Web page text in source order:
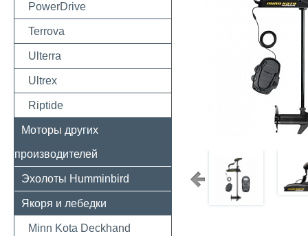
PowerDrive
Terrova
Ulterra
Ultrex
Riptide
Моторы других
производителей
Эхолоты Humminbird
Якоря и лебедки
Minn Kota Deckhand